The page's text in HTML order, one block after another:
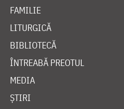
FAMILIE
LITURGICĂ
BIBLIOTECĂ
ÎNTREABĂ PREOTUL
MEDIA
ȘTIRI